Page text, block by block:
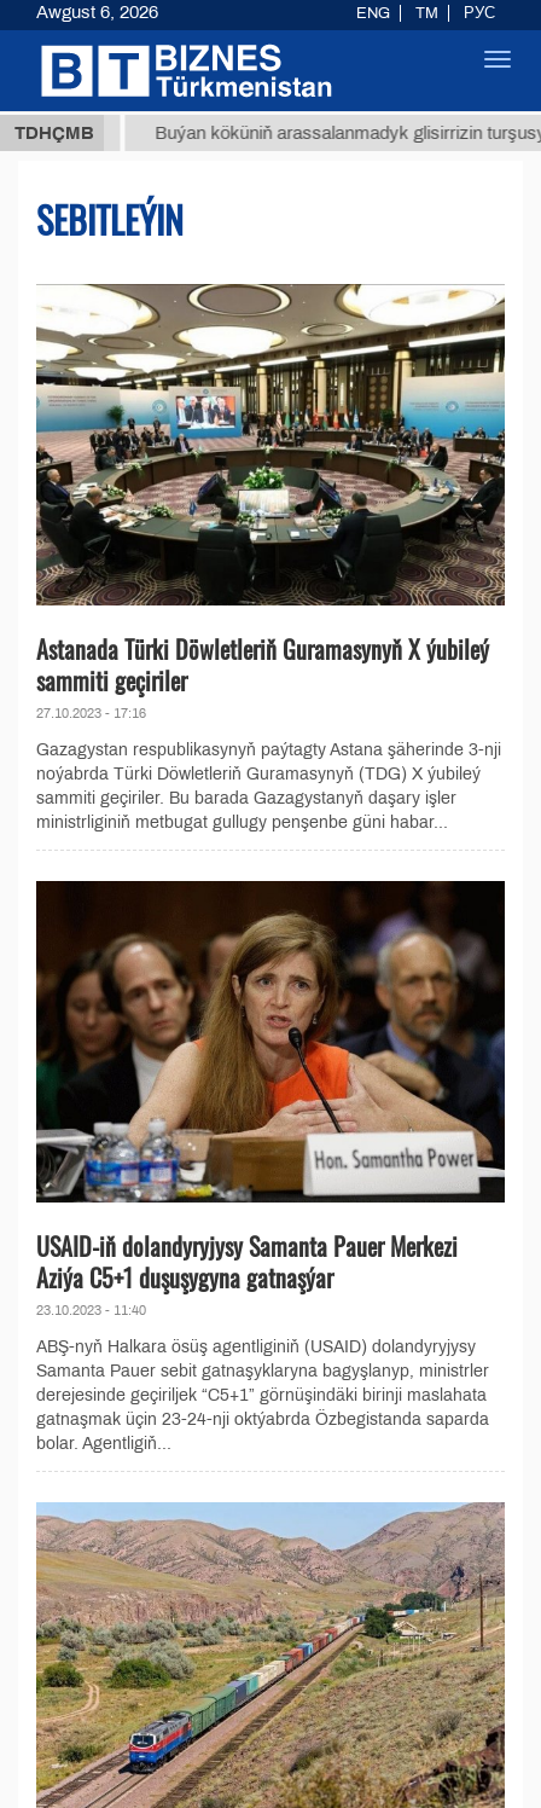
TDHÇMBBuýan köküniň arassalanmadyk glisirrizin turşusy (t.)
SEBITLEÝIN
Astanada Türki Döwletleriň Guramasynyň X ýubileý
sammiti geçiriler
27.10.2023 - 17:16
Gazagystan respublikasynyň paýtagty Astana şäherinde 3-nji
noýabrda Türki Döwletleriň Guramasynyň (TDG) X ýubileý
sammiti geçiriler. Bu barada Gazagystanyň daşary işler
ministrliginiň metbugat gullugy penşenbe güni habar...
USAID-iň dolandyryjysy Samanta Pauer Merkezi
Aziýa C5+1 duşuşygyna gatnaşýar
23.10.2023 - 11:40
ABŞ-nyň Halkara ösüş agentliginiň (USAID) dolandyryjysy
Samanta Pauer sebit gatnaşyklaryna bagyşlanyp, ministrler
derejesinde geçiriljek “C5+1” görnüşindäki birinji maslahata
gatnaşmak üçin 23-24-nji oktýabrda Özbegistanda saparda
bolar. Agentligiň...
Awgust 6, 2026 ENG TM РУС